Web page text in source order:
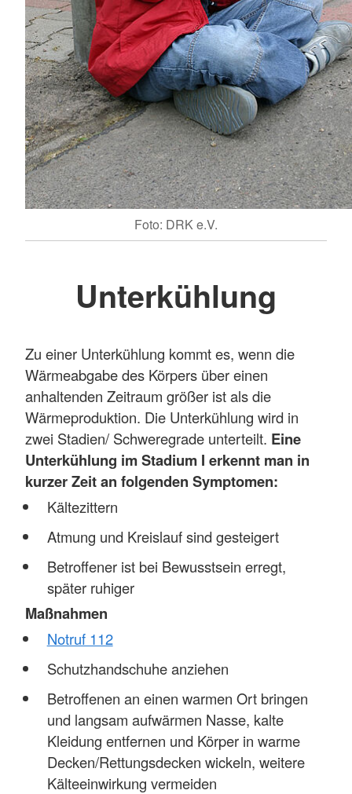
Foto: DRK e.V.
Unterkühlung
Zu einer Unterkühlung kommt es, wenn die
Wärmeabgabe des Körpers über einen
anhaltenden Zeitraum größer ist als die
Wärmeproduktion. Die Unterkühlung wird in
zwei Stadien/ Schweregrade unterteilt. Eine
Unterkühlung im Stadium I erkennt man in
kurzer Zeit an folgenden Symptomen:
Kältezittern
Atmung und Kreislauf sind gesteigert
Betroffener ist bei Bewusstsein erregt,
später ruhiger
Maßnahmen
Notruf 112
Schutzhandschuhe anziehen
Betroffenen an einen warmen Ort bringen
und langsam aufwärmen Nasse, kalte
Kleidung entfernen und Körper in warme
Decken/Rettungsdecken wickeln, weitere
Kälteeinwirkung vermeiden